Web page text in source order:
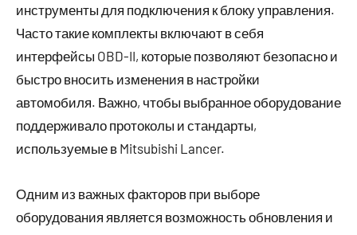
инструменты для подключения к блоку управления.
Часто такие комплекты включают в себя
интерфейсы OBD-II, которые позволяют безопасно и
быстро вносить изменения в настройки
автомобиля. Важно, чтобы выбранное оборудование
поддерживало протоколы и стандарты,
используемые в Mitsubishi Lancer.
Одним из важных факторов при выборе
оборудования является возможность обновления и